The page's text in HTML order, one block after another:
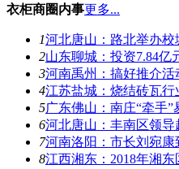
衣柜商圈内事更多...
1河北唐山：路北举办
2山东聊城：投资7.84亿
3河南禹州：搞好推介
4江苏盐城：烧结砖瓦
5广东佛山：南庄“牵手
6河北唐山：丰南区领
7河南洛阳：市长刘宛
8江西湘东：2018年湘